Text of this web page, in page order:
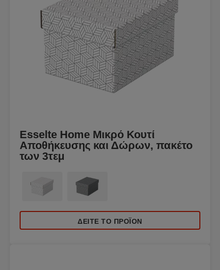
Esselte Home Μικρό Κουτί
Αποθήκευσης και Δώρων, πακέτο
των 3τεμ
ΔΕΊΤΕ ΤΟ ΠΡΟΪΌΝ